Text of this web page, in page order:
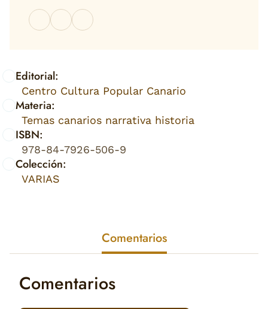
Editorial:
Centro Cultura Popular Canario
Materia:
Temas canarios narrativa historia
ISBN:
978-84-7926-506-9
Colección:
VARIAS
Comentarios
Comentarios